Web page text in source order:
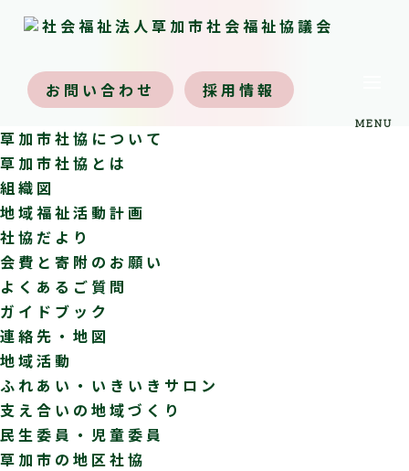
お問い合わせ 採用情報
草加市社協について
草加市社協とは
組織図
地域福祉活動計画
社協だより
会費と寄附のお願い
よくあるご質問
ガイドブック
連絡先・地図
地域活動
ふれあい・いきいきサロン
支え合いの地域づくり
民生委員・児童委員
草加市の地区社協
MENU